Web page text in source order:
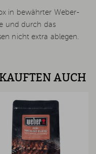
in bewährter Weber-
und durch das
nicht extra ablegen.
AUCH